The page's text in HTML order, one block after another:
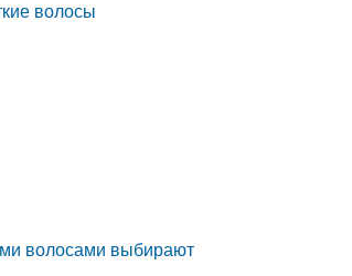
волосы
волосами выбирают